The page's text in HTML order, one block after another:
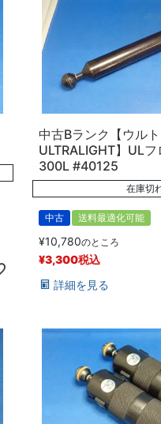
中古Bランク【ウル
ULTRALIGHT】UL
300L #40125
在庫切
中古 送料最適化可能
¥10,780のところ
¥3,300税込
詳細を見る